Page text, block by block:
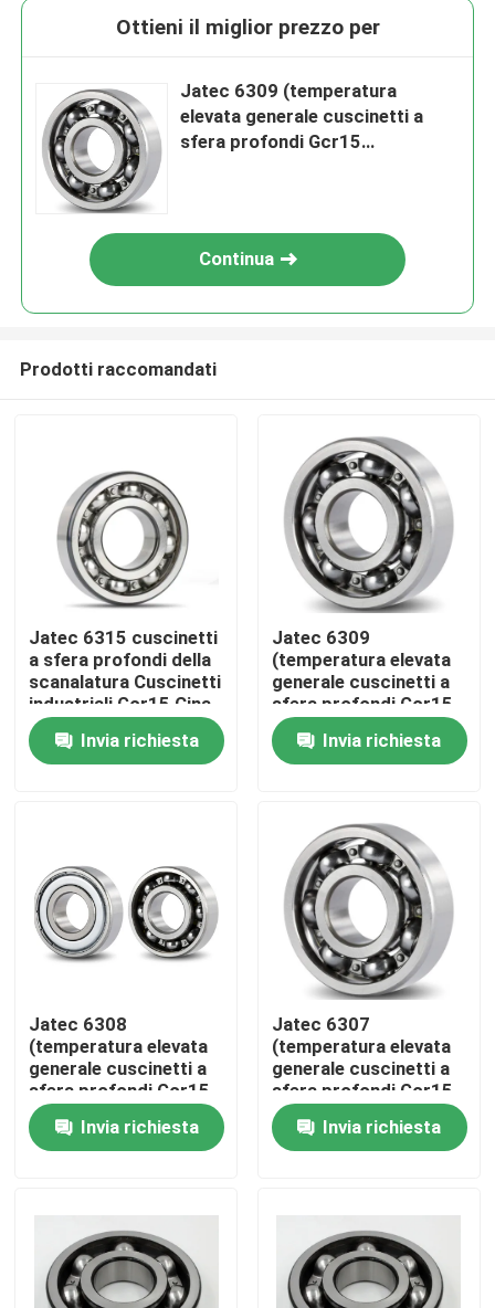
Casa
Prodotti
Chi siamo
Giro della fabbrica
Controllo di qualità
Contattaci
Notizia
Cuscinetto a rulli industriale
Ottieni il miglior prezzo per
Jatec 6309 (temperatura
elevata generale cuscinetti a
sfera profondi Gcr15
Continua
Prodotti raccomandati
Jatec 6315 cuscinetti
a sfera profondi della
scanalatura Cuscinetti
industriali Gcr15 Cina
del riduttore
Invia richiesta
Jatec 6309
(temperatura elevata
generale cuscinetti a
sfera profondi Gcr15
45×100×25 della
scanalatura del
motore)
Invia richiesta
Jatec 6308
(temperatura elevata
generale cuscinetti a
sfera profondi Gcr15
40×90×23 della
scanalatura del
motore)
Invia richiesta
Jatec 6307
(temperatura elevata
generale cuscinetti a
sfera profondi Gcr15
35×80×21 della
scanalatura del
motore)
Invia richiesta